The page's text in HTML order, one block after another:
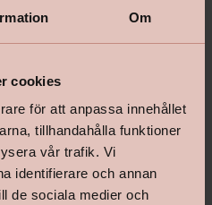
Om
cookies
för att anpassa innehållet
tillhandahålla funktioner
vår trafik. Vi
identifierare och annan
de sociala medier och